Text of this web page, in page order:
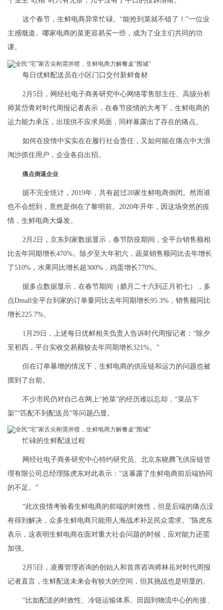
这个春节，生鲜电商异常忙碌。“能抢到菜就不错了！”一位业
主感慨道。哪家电商的菜更容易买一些，成为了业主们共同的功
课。
每日优鲜配送员在小区门口交付新鲜食材
2月5日，网经社电子商务研究中心网络零售部主任、高级分析
师莫岱青对时代周报记者表示，在春节疫情的大考下，生鲜电商的
运力能力承压，出现供不应求局面，同样暴露出了存在的痛点。
如何在疫情中实实在在履行社会责任，又如何能在痛点中大浪
淘沙抓住用户，企业各自出招。
痛点倒逼企业
据不完全统计，2019年，共有超过20家生鲜电商倒闭。然而谁
也不会想到，竟然是倒在了黎明前。2020年开年，因这场突然的疫
情，生鲜电商大爆发。
2月2日，京东到家数据显示，春节防疫期间，全平台销售额相
比去年同期增长470%。除夕至大年初六，蔬菜销售额同比去年增长
了510%，水果同比增长超300%，鸡蛋增长770%。
据多点数据显示，在春节期间（腊月二十六到正月初七），多
点Dmall全平台到家的订单量同比去年同期增长95.3%，销售额同比
增长225.7%。
1月29日，上述每日优鲜相关负责人告诉时代周报记者：“除夕
至初四，平台实收交易额较去年同期增长321%。”
但在订单暴增的情况下，生鲜电商的供应链和运力的问题也被
摆到了台前。
不少市民仍对自己在网上“抢菜”的经历难以忘却，“菜品下
架”“匹配不到配送员”等问题凸显。
忙碌的生鲜配送过程
网经社电子商务研究中心特约研究员、北京东晓腾飞供应链管
理有限公司总经理陈虎东对此表示：“这暴露了生鲜电商前后端协同
的不足。”
“此次疫情考验着生鲜电商的前端的时效性，但是后端的痛点没
有得到解决，众多生鲜电商只能用人海战术补足民众需求。”陈虎东
表示，这表明生鲜电商在面对重大社会问题的时候，应对能力还需
加强。
2月5日，凌雁管理咨询的创始人和首席咨询师林岳对时代周报
记者直言，生鲜配送未来会有较大的空间，但其挑战也是明显的。
“比如配送的时效性、冷链运输体系、田园到物流中心的衔接、